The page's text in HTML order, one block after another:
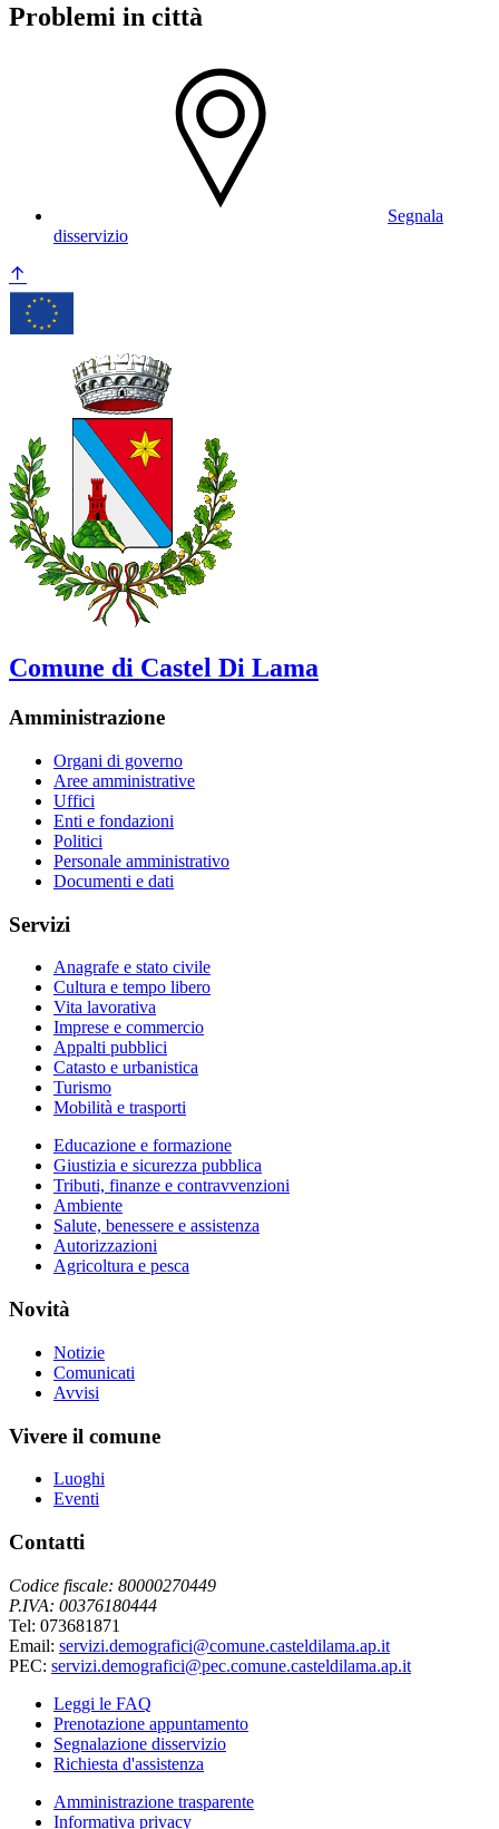
Problemi in città
Segnala
disservizio
Comune di Castel Di Lama
Amministrazione
Organi di governo
Aree amministrative
Uffici
Enti e fondazioni
Politici
Personale amministrativo
Documenti e dati
Servizi
Anagrafe e stato civile
Cultura e tempo libero
Vita lavorativa
Imprese e commercio
Appalti pubblici
Catasto e urbanistica
Turismo
Mobilità e trasporti
Educazione e formazione
Giustizia e sicurezza pubblica
Tributi, finanze e contravvenzioni
Ambiente
Salute, benessere e assistenza
Autorizzazioni
Agricoltura e pesca
Novità
Notizie
Comunicati
Avvisi
Vivere il comune
Luoghi
Eventi
Contatti
Codice fiscale: 80000270449
P.IVA: 00376180444
Tel: 073681871
Email: servizi.demografici@comune.casteldilama.ap.it
PEC: servizi.demografici@pec.comune.casteldilama.ap.it
Leggi le FAQ
Prenotazione appuntamento
Segnalazione disservizio
Richiesta d'assistenza
Amministrazione trasparente
Informativa privacy